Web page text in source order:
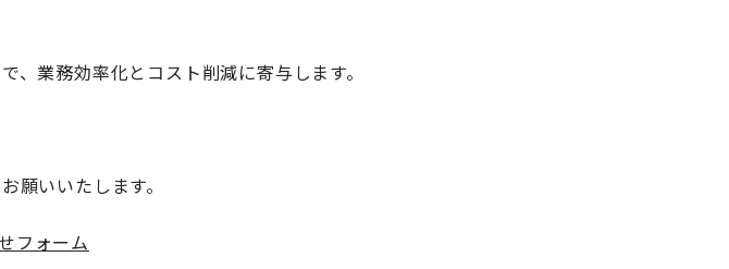
業務効率化とコスト削減に寄与します。
願いいたします。
フォーム